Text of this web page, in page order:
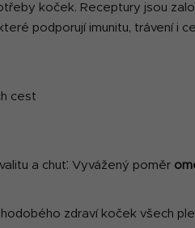
koček. Receptury jsou
podporují imunitu, trávení i
cest
a chuť. Vyvážený poměr
zdraví koček všech